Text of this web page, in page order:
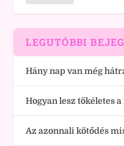
LEGUTÓBBI
Hány nap van még
Hogyan lesz tökéletes
Az azonnali kötődés